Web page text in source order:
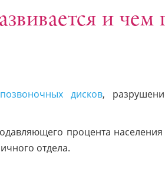
и чем
дисков,
процента
отдела.